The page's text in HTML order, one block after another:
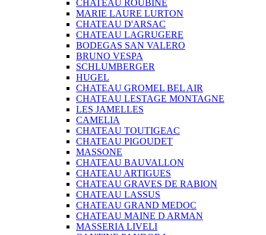
CHATEAU ROUBINE
MARIE LAURE LURTON
CHATEAU D'ARSAC
CHATEAU LAGRUGERE
BODEGAS SAN VALERO
BRUNO VESPA
SCHLUMBERGER
HUGEL
CHATEAU GROMEL BEL AIR
CHATEAU LESTAGE MONTAGNE
LES JAMELLES
CAMELIA
CHATEAU TOUTIGEAC
CHATEAU PIGOUDET
MASSONE
CHATEAU BAUVALLON
CHATEAU ARTIGUES
CHATEAU GRAVES DE RABION
CHATEAU LASSUS
CHATEAU GRAND MEDOC
CHATEAU MAINE D ARMAN
MASSERIA LIVELI